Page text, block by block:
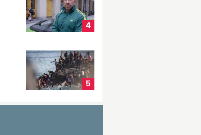
4
5